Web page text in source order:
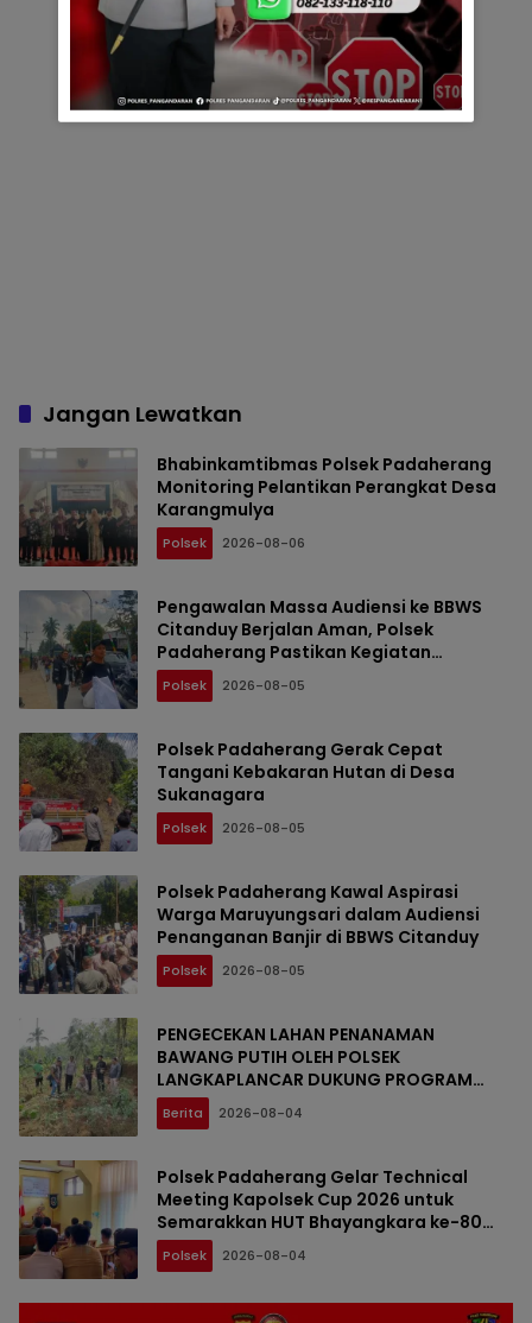
Jangan Lewatkan
Bhabinkamtibmas Polsek Padaherang
Monitoring Pelantikan Perangkat Desa
Karangmulya
Polsek 2026-08-06
Pengawalan Massa Audiensi ke BBWS
Citanduy Berjalan Aman, Polsek
Padaherang Pastikan Kegiatan
Berlangsung Kondusif
Polsek 2026-08-05
Polsek Padaherang Gerak Cepat
Tangani Kebakaran Hutan di Desa
Sukanagara
Polsek 2026-08-05
Polsek Padaherang Kawal Aspirasi
Warga Maruyungsari dalam Audiensi
Penanganan Banjir di BBWS Citanduy
Polsek 2026-08-05
PENGECEKAN LAHAN PENANAMAN
BAWANG PUTIH OLEH POLSEK
LANGKAPLANCAR DUKUNG PROGRAM
KETAHANAN PANGAN
Berita 2026-08-04
Polsek Padaherang Gelar Technical
Meeting Kapolsek Cup 2026 untuk
Semarakkan HUT Bhayangkara ke-80
dan HUT Kemerdekaan RI ke-81
Polsek 2026-08-04